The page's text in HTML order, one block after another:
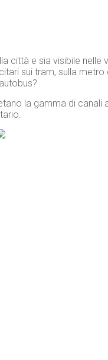
città e sia visibile nelle
sui tram, sulla metro
la gamma di canali